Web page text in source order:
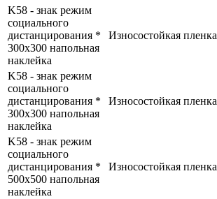
K58 - знак режим
социального
дистанцирования *
300x300 напольная
наклейка
Износостойкая пленка
K58 - знак режим
социального
дистанцирования *
300x300 напольная
наклейка
Износостойкая пленка
K58 - знак режим
социального
дистанцирования *
500x500 напольная
наклейка
Износостойкая пленка